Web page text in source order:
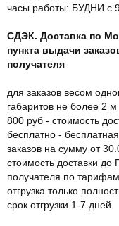
часы работы: БУДНИ с
СДЭК. Доставка по
пункта выдачи
получателя
для заказов весом
габаритов не более 2 м
800 руб - стоимость
бесплатно -
заказов на сумму от
стоимость доставки
получателя по
отгрузка только
срок отгрузки 1-7 дней